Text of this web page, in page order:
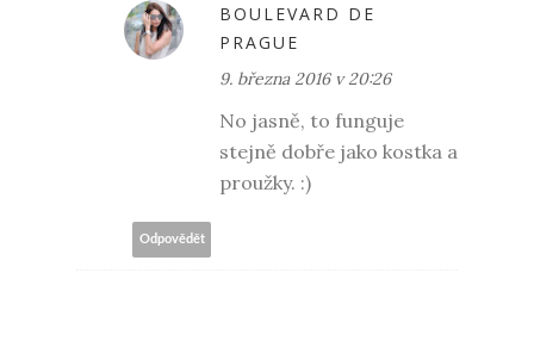
BOULEVARD DE
PRAGUE
9. března 2016 v 20:26
No jasně, to funguje
stejně dobře jako kostka a
proužky. :)
Odpovědět